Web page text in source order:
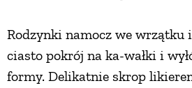
Rodzynki namocz we wrzątku
ciasto pokrój na ka-wałki i
formy. Delikatnie skrop